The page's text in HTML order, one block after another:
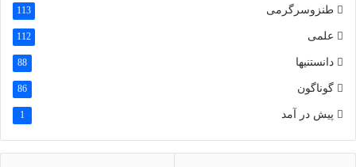
طنزوسرگرمی 113
علمی 112
دانستنیها 88
گوناگون 86
پیش در آمد 1